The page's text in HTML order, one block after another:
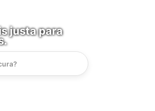
justa para